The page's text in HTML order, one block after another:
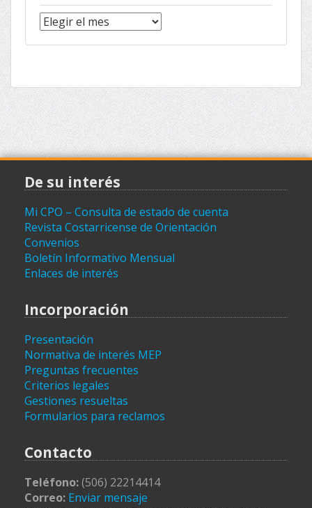
Noticias
(archivo)
De su interés
Mi CPO – Consulta de estado de cuenta
Revista Costarricense de Orientación
Convenios
Boletín Informativo Mensual
Enlaces de interés
Incorporación
Presentación
Normativa de interés MEP
Preguntas frecuentes
Criterios legales
Gestiones resueltas
Formularios para reclamos
Contacto
Teléfono:(506) 22214414
Correo: Enviar mensaje